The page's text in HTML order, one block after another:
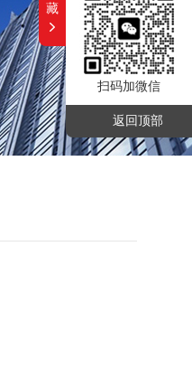
扫码加微信
返回顶部
藏